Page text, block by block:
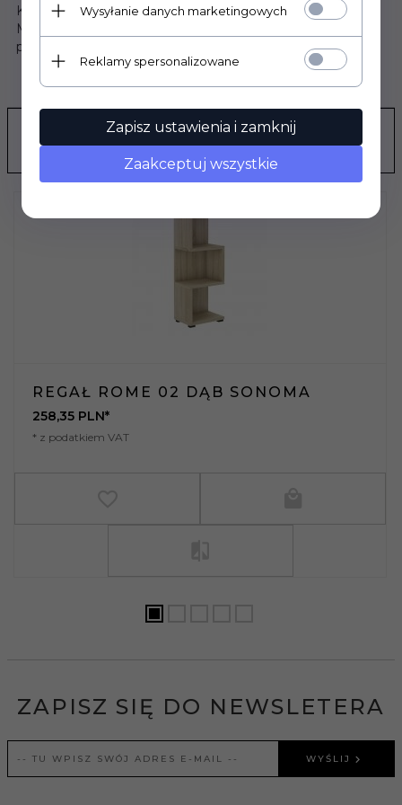
Każdy regał ROME można postawić pojedynczo.
Meble można zakupić w zestawach jak również
pojedyncze elementy.
OPINIE KLIENTÓW
REGAŁ ROME 02 DĄB SONOMA
258,35 PLN*
* z podatkiem VAT
ZAPISZ SIĘ DO NEWSLETERA
WYŚLIJ
Wysyłanie danych marketingowych
Reklamy spersonalizowane
Zapisz ustawienia i zamknij
Zaakceptuj wszystkie